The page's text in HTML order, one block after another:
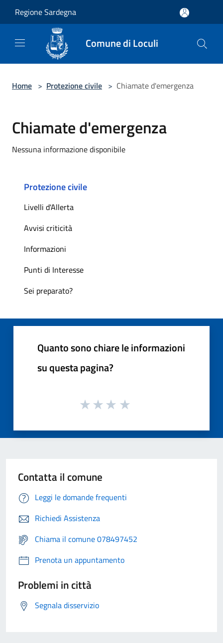
Regione Sardegna
Comune di Loculi
Home > Protezione civile > Chiamate d'emergenza
Chiamate d'emergenza
Nessuna informazione disponibile
Protezione civile
Livelli d'Allerta
Avvisi criticità
Informazioni
Punti di Interesse
Sei preparato?
Quanto sono chiare le informazioni
su questa pagina?
Contatta il comune
Leggi le domande frequenti
Richiedi Assistenza
Chiama il comune 078497452
Prenota un appuntamento
Problemi in città
Segnala disservizio